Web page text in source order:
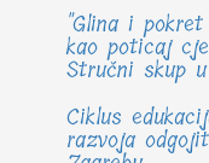
"Glina i
kao poticaj
Stručni skup
Ciklus
razvoja